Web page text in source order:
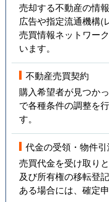
売却する不動産の情
広告や指定流通機構(
売買情報ネットワー
います。
不動産売買契約
購入希望者が見つか
で各種条件の調整を
す。
代金の受領・物件引
売買代金を受け取り
及び所有権の移転登
ある場合には、確定